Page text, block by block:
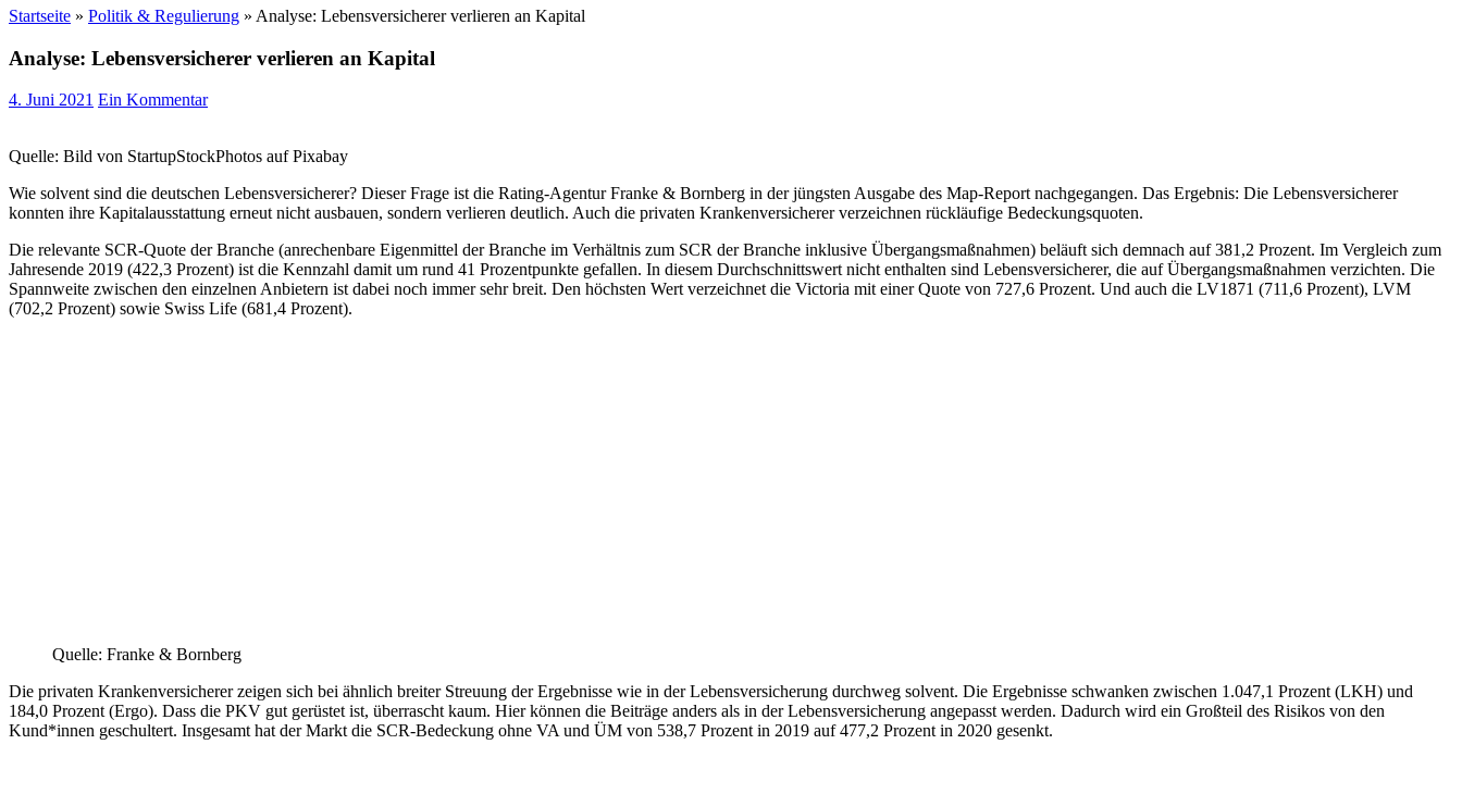
Startseite » Politik & Regulierung » Analyse: Lebensversicherer verlieren an Kapital
Analyse: Lebensversicherer verlieren an Kapital
4. Juni 2021 Ein Kommentar
Quelle: Bild von StartupStockPhotos auf Pixabay
Wie solvent sind die deutschen Lebensversicherer? Dieser Frage ist die Rating-Agentur Franke & Bornberg in der jüngsten Ausgabe des Map-Report nachgegangen. Das Ergebnis: Die Lebensversicherer
konnten ihre Kapitalausstattung erneut nicht ausbauen, sondern verlieren deutlich. Auch die privaten Krankenversicherer verzeichnen rückläufige Bedeckungsquoten.
Die relevante SCR-Quote der Branche (anrechenbare Eigenmittel der Branche im Verhältnis zum SCR der Branche inklusive Übergangsmaßnahmen) beläuft sich demnach auf 381,2 Prozent. Im Vergleich zum
Jahresende 2019 (422,3 Prozent) ist die Kennzahl damit um rund 41 Prozentpunkte gefallen. In diesem Durchschnittswert nicht enthalten sind Lebensversicherer, die auf Übergangsmaßnahmen verzichten. Die
Spannweite zwischen den einzelnen Anbietern ist dabei noch immer sehr breit. Den höchsten Wert verzeichnet die Victoria mit einer Quote von 727,6 Prozent. Und auch die LV1871 (711,6 Prozent), LVM
(702,2 Prozent) sowie Swiss Life (681,4 Prozent).
Quelle: Franke & Bornberg
Die privaten Krankenversicherer zeigen sich bei ähnlich breiter Streuung der Ergebnisse wie in der Lebensversicherung durchweg solvent. Die Ergebnisse schwanken zwischen 1.047,1 Prozent (LKH) und
184,0 Prozent (Ergo). Dass die PKV gut gerüstet ist, überrascht kaum. Hier können die Beiträge anders als in der Lebensversicherung angepasst werden. Dadurch wird ein Großteil des Risikos von den
Kund*innen geschultert. Insgesamt hat der Markt die SCR-Bedeckung ohne VA und ÜM von 538,7 Prozent in 2019 auf 477,2 Prozent in 2020 gesenkt.